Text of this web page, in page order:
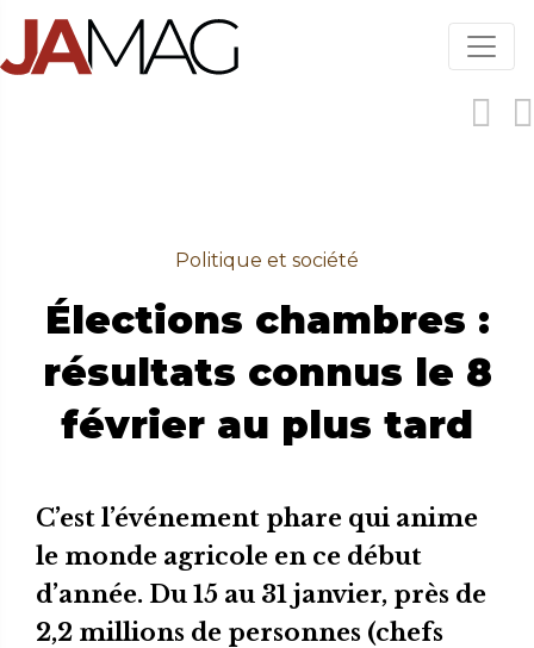
Aller
contenu
Politique et société
Élections chambres :
résultats connus le 8
février au plus tard
C’est l’événement phare qui anime
le monde agricole en ce début
d’année. Du 15 au 31 janvier, près de
2,2 millions de personnes (chefs